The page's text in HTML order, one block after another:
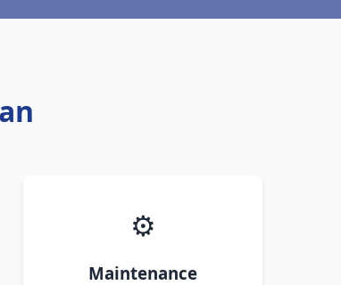
⚙️
Maintenance